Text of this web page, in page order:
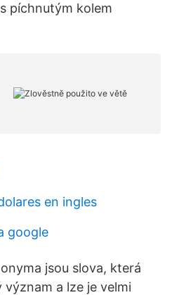
píchnutým kolem
en ingles
google
jsou slova, která
a lze je velmi